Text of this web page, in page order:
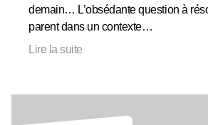
demain… L’obsédante question à
parent dans un contexte…
Lire la suite